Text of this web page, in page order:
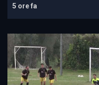
5 ore fa